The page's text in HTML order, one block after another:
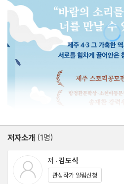
『바람의 소리가 들려』는 ‘제주 스토
을 청소년의 시각으로 잘 풀어낸 김도
적 비극을 배경으로 다양한 인간 군
간다움이란 무엇인지 질문을 던진다
통해 지옥 같은 시절에도 꿈과 사랑
들의 이야기를 담아낸다. 김도식 작
시는 그와 같은 비극이 이 땅에 발생
청소년들이 이 책을 통해 제주 4·3
기를 간절히 바란다.
13 비극은 비극을 낳고
14 복수의 다짐
15 슬픈 모험 놀이
16 돌아온 준규와 낯선 청년
17 그날의 진실
18 흩날리는 꽃잎들
19 목각 인형 세 친구
작가의 말
제주 4?3 주요 일지
저자소개 (1명)
저 : 김도식
관심작가 알림신청